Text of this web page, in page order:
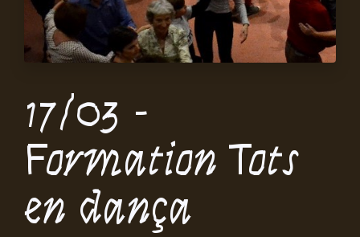
17/03 -
Formation Tots
en dança